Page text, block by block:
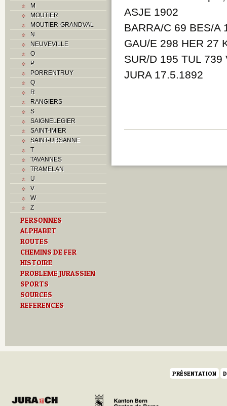
Textes
V
M
MOUTIER
MOUTIER-GRANDVAL
N
NEUVEVILLE
O
P
PORRENTRUY
Q
R
RANGIERS
S
SAIGNELEGIER
SAINT-IMIER
SAINT-URSANNE
T
TAVANNES
TRAMELAN
U
V
W
Z
PERSONNES
ALPHABET
ROUTES
CHEMINS DE FER
HISTOIRE
PROBLEME JURASSIEN
SPORTS
SOURCES
REFERENCES
ASJE 1902
BARRA/C 69 BES/A
GAU/E 298 HER 27
SUR/D 195 TUL 739
JURA 17.5.1892
PRÉSENTATION